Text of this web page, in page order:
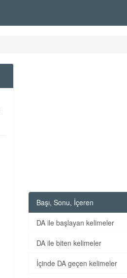
Başı, Sonu, İçeren
DA ile başlayan kelimeler
DA ile biten kelimeler
İçinde DA geçen kelimeler